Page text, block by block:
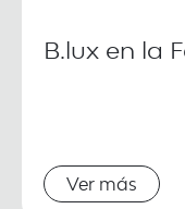
B.lux en la
Ver más